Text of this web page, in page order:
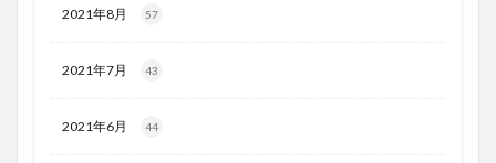
2021年8月 57
2021年7月 43
2021年6月 44